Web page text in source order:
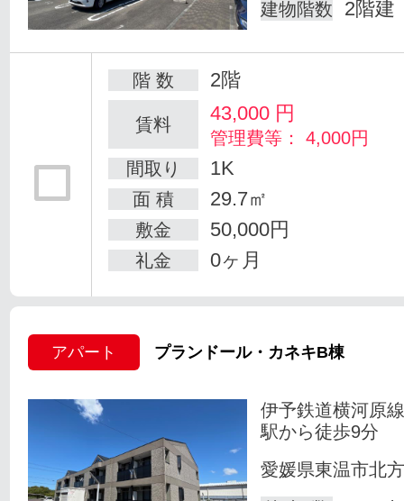
建物階数 2階建
階 数 2階
賃料 43,000 円
管理費等： 4,000円
間取り
1K
面 積 29.7㎡
敷金 50,000円
礼金 0ヶ月
アパート プランドール・カネキB棟
伊予鉄道横河原
駅から徒歩9分
愛媛県東温市北方